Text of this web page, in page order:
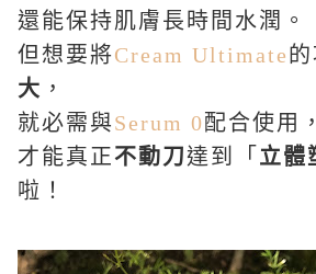
還能保持肌膚長時間水潤。
但想要將Cream Ultimate
大 ，
就必需與Serum 0配合使用，
才能真正不動刀達到「 立體
啦！